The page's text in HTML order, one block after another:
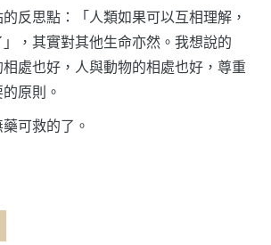
反思點：「人類如果可以互相理解，
，其實對其他生命亦然。我想說的
處也好，人與動物的相處也好，尊重
原則。
可救的了。